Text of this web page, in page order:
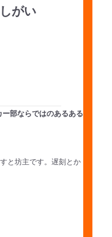
がい
部ならではのあるある
と坊主です。遅刻とか